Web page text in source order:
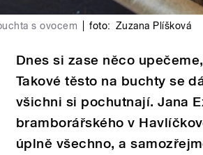
s ovocem foto: Zuzana Plíšková
Dnes si zase něco
Takové těsto na buchty se
všichni si pochutnají. Jana
bramborářského v
úplně všechno, a